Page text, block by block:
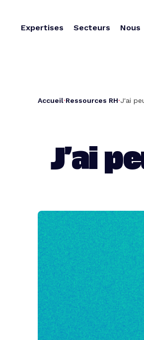
Expertises Secteurs Nous
Accueil Ressources RH J'ai
J’ai